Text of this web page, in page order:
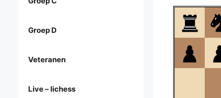
Groep D
Veteranen
Live – lichess